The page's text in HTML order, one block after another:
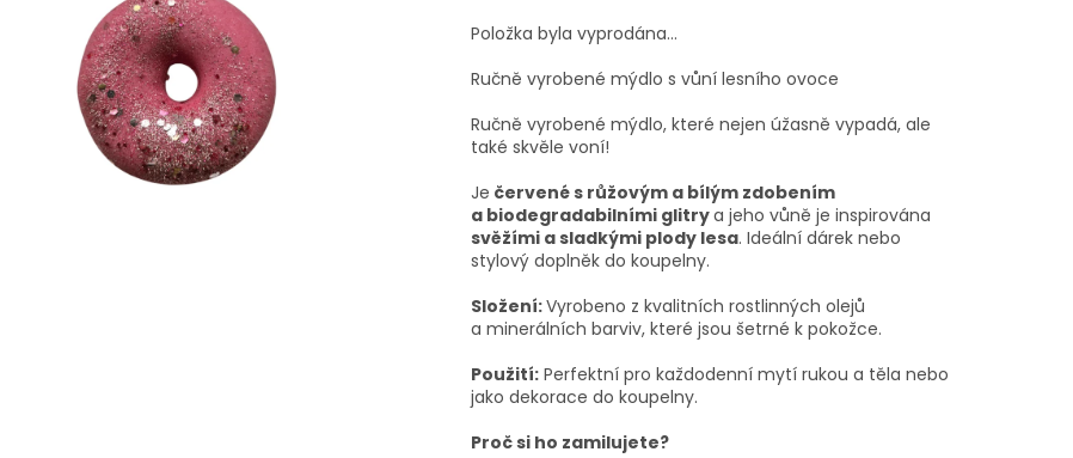
hvězdiček.
Položka byla vyprodána…
Ručně vyrobené mýdlo s vůní lesního ovoce
Ručně vyrobené mýdlo, které nejen úžasně vypadá, ale
také skvěle voní!
Je červené s růžovým a bílým zdobením
a biodegradabilními glitrya jeho vůně je inspirována
svěžími a sladkými plody lesa. Ideální dárek nebo
stylový doplněk do koupelny.
Složení:Vyrobeno z kvalitních rostlinných olejů
a minerálních barviv, které jsou šetrné k pokožce.
Použití:Perfektní pro každodenní mytí rukou a těla nebo
jako dekorace do koupelny.
Proč si ho zamilujete?